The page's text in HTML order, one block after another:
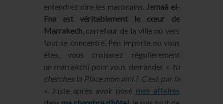
entendrez dire les marocains. Jemaâ el-
Fna est véritablement le cœur de
Marrakech, carrefour de la ville où vers
tout se concentre. Peu importe où vous
êtes, vous croiserez régulièrement
un marrakchi pour vous demander « tu
cherches la Place mon ami ? C’est par là
». Juste après avoir posé mes affaires